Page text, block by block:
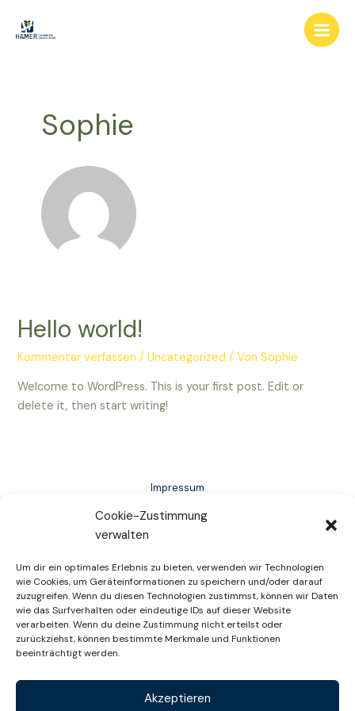
Cookie-Zustimmung
verwalten
Um dir ein optimales Erlebnis zu bieten, verwenden wir Technologien
wie Cookies, um Geräteinformationen zu speichern und/oder darauf
zuzugreifen. Wenn du diesen Technologien zustimmst, können wir Daten
wie das Surfverhalten oder eindeutige IDs auf dieser Website
verarbeiten. Wenn du deine Zustimmung nicht erteilst oder
zurückziehst, können bestimmte Merkmale und Funktionen
beeinträchtigt werden.
Akzeptieren
Inhalt
Main
Sophie
Hello world!
Kommentar verfassen /Uncategorized / VonSophie
Welcome to WordPress. This is your first post. Edit or
delete it, then start writing!
Impressum
Datenschutzerklärung
Cookie-Richtlinie (EU)